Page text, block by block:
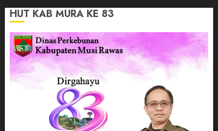
HUT KAB MURA KE 83